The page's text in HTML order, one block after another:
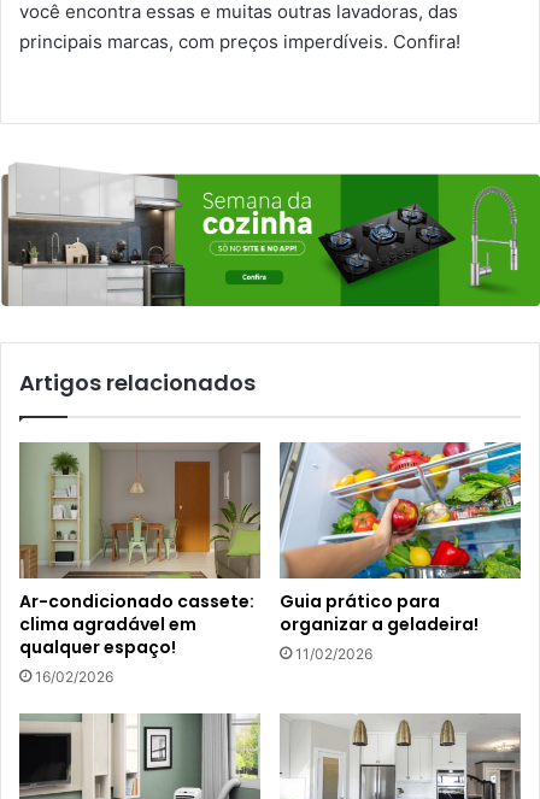
você encontra essas e muitas outras lavadoras, das
principais marcas, com preços imperdíveis. Confira!
Artigos relacionados
Ar-condicionado cassete:
clima agradável em
qualquer espaço!
16/02/2026
Guia prático para
organizar a geladeira!
11/02/2026